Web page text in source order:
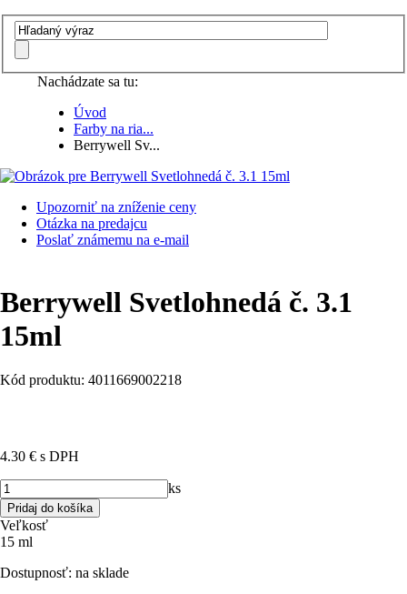
Nachádzate sa tu:
Úvod
Farby na ria...
Berrywell Sv...
Upozorniť na zníženie ceny
Otázka na predajcu
Poslať známemu na e-mail
Berrywell Svetlohnedá č. 3.1
15ml
Kód produktu: 4011669002218
4.30 € s DPH
ks
Veľkosť
15 ml
Dostupnosť: na sklade